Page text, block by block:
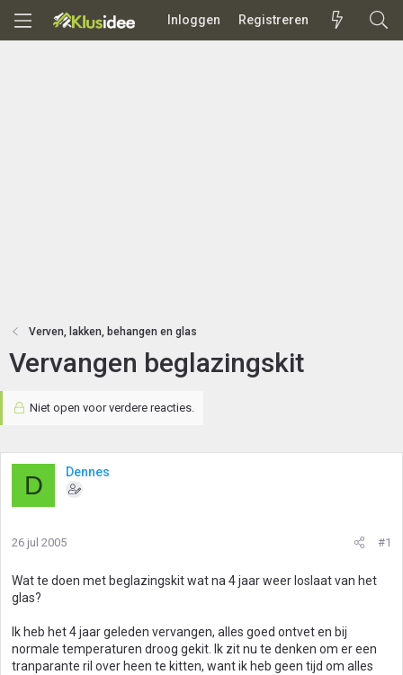
Inloggen Registreren
Verven, lakken, behangen en glas
Vervangen beglazingskit
Niet open voor verdere reacties.
D Dennes
26 jul 2005 #1
Wat te doen met beglazingskit wat na 4 jaar weer loslaat van het
glas?
Ik heb het 4 jaar geleden vervangen, alles goed ontvet en bij
normale temperaturen droog gekit. Ik zit nu te denken om er een
tranparante ril over heen te kitten, want ik heb geen tijd om alles